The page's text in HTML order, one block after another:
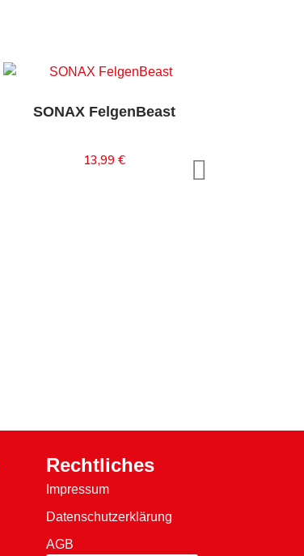
SONAX FelgenBeast
13,99 €
Inhalt auswählen
Rechtliches
Impressum
Datenschutzerklärung
AGB